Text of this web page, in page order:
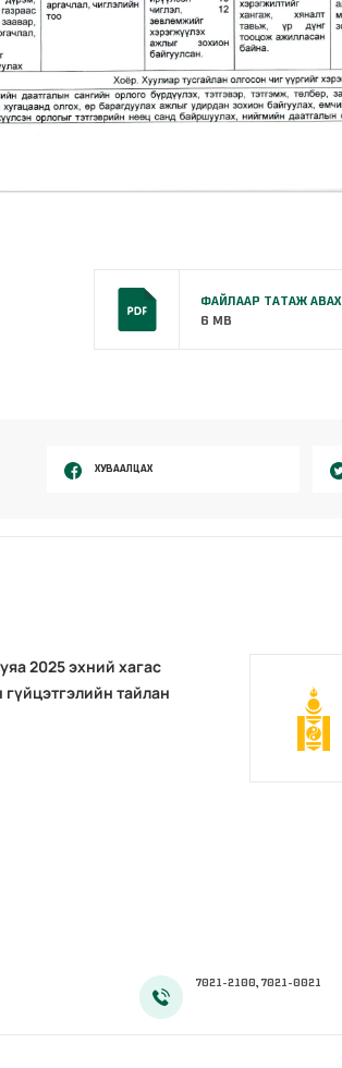
ФАЙЛААР ТАТАЖ АВАХ
6 MB
ХУВААЛЦАХ
2025 эхний хагас
тайлан
7021-2100, 7021-0021